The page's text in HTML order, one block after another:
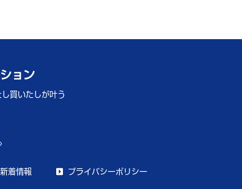
ョン
買いたしが叶う
新着情報 プライバシーポリシー